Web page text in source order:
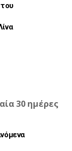
30 ημέρες